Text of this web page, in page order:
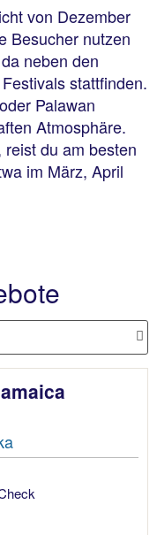
von Dezember
Besucher nutzen
neben den
stattfinden.
Palawan
Atmosphäre.
du am besten
im März, April